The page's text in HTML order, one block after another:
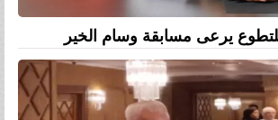
للتطوع يرعى مسابقة وسام الخير